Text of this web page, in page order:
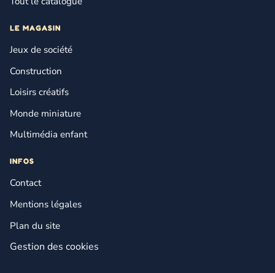
LE MAGASIN
Jeux de société
Construction
Loisirs créatifs
Monde miniature
Multimédia enfant
INFOS
Contact
Mentions légales
Plan du site
Gestion des cookies